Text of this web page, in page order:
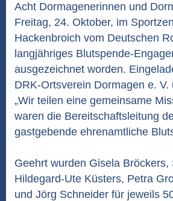
Acht Dormagenerinnen und
Freitag, 24. Oktober, im
Hackenbroich vom Deutschen
langjähriges Blutspende-
ausgezeichnet worden.
DRK-Ortsverein Dormagen e.
„Wir teilen eine gemeinsame
waren die Bereitschaftsleitung
gastgebende ehrenamtliche
Geehrt wurden Gisela Bröckers,
Hildegard-Ute Küsters, Petra
und Jörg Schneider für jeweils